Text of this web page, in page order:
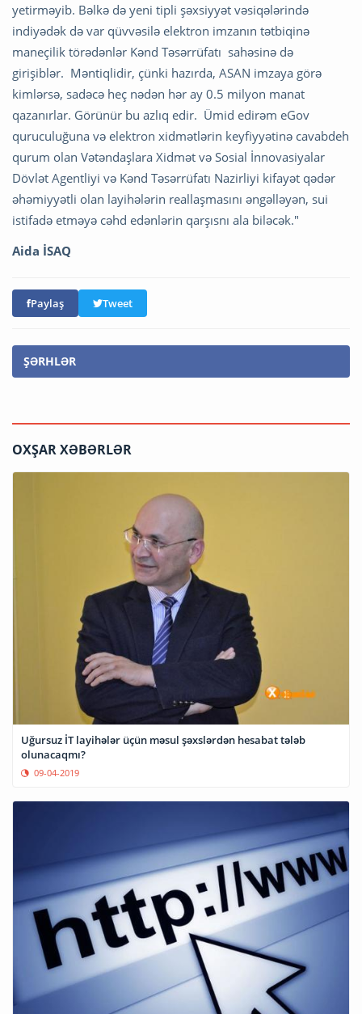
yetirməyib. Bəlkə də yeni tipli şəxsiyyət vəsiqələrində
indiyədək də var qüvvəsilə elektron imzanın tətbiqinə
maneçilik törədənlər Kənd Təsərrüfatı sahəsinə də
girişiblər. Məntiqlidir, çünki hazırda, ASAN imzaya görə
kimlərsə, sadəcə heç nədən hər ay 0.5 milyon manat
qazanırlar. Görünür bu azlıq edir. Ümid edirəm eGov
quruculuğuna və elektron xidmətlərin keyfiyyətinə cavabdeh
qurum olan Vətəndaşlara Xidmət və Sosial İnnovasiyalar
Dövlət Agentliyi və Kənd Təsərrüfatı Nazirliyi kifayət qədər
əhəmiyyətli olan layihələrin reallaşmasını əngəlləyən, sui
istifadə etməyə cəhd edənlərin qarşısnı ala biləcək."
Aida İSAQ
Paylaş Tweet
ŞƏRHLƏR
OXŞAR XƏBƏRLƏR
Uğursuz İT layihələr üçün məsul şəxslərdən hesabat tələb
olunacaqmı?
09-04-2019